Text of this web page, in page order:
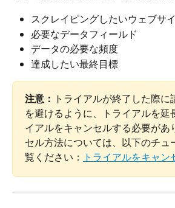
スクレイピングしたいウェブサ
必要なデータフィールド
データの必要な頻度
達成したい最終目標
注意： トライアルが終了した際に
を避けるように、トライアルを延
イアルをキャンセルする必要があ
セル方法については、以下のチュ
覧ください： トライアルをキャン